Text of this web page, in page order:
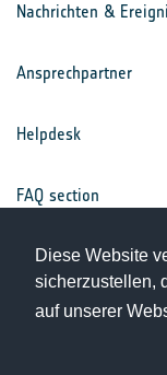
Diese Website
sicherzustellen,
auf unserer
Nachrichten &
Ansprechpartner
Helpdesk
FAQ section
Datenschutz